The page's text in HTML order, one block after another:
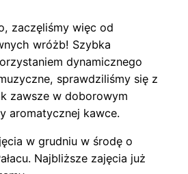
zaczęliśmy więc od
wróżb! Szybka
dynamicznego
sprawdziliśmy się z
zawsze w doborowym
aromatycznej kawce.
w grudniu w środę o
Najbliższe zajęcia już